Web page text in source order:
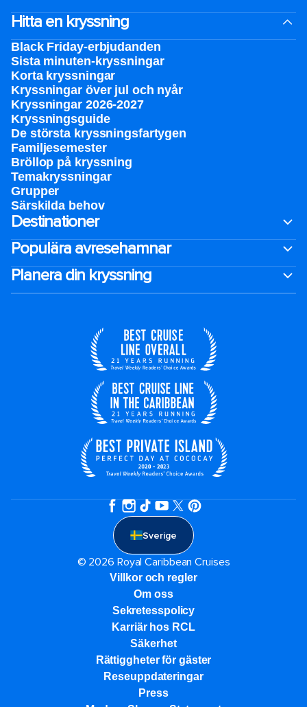
Hitta en kryssning
Black Friday-erbjudanden
Sista minuten-kryssningar
Korta kryssningar
Kryssningar över jul och nyår
Kryssningar 2026-2027
Kryssningsguide
De största kryssningsfartygen
Familjesemester
Bröllop på kryssning
Temakryssningar
Grupper
Särskilda behov
Destinationer
Populära avresehamnar
Planera din kryssning
Sverige
© 2026 Royal Caribbean Cruises
Villkor och regler
Om oss
Sekretesspolicy
Karriär hos RCL
Säkerhet
Rättiggheter för gäster
Reseuppdateringar​
Press